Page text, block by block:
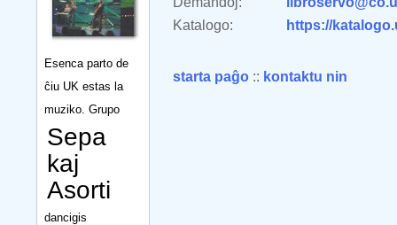
Esenca parto de
ĉiu UK estas la
muziko. Grupo
Sepa
kaj
Asorti
dancigis
Katalogo:
https://
starta paĝo :: kontaktu nin